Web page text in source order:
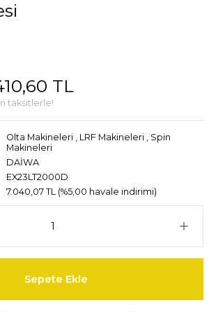
TL
taksitlerle!
Olta Makineleri , LRF Makineleri , Spin
Makineleri
DAİWA
EX23LT2000D
7.040,07 TL (%5,00 havale indirimi)
Sepete Ekle